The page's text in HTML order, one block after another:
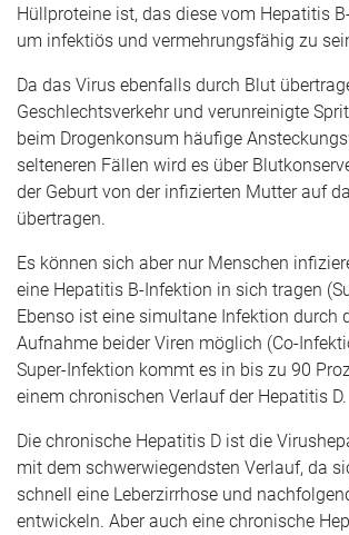
Hüllproteine ist, das diese vom Hepatitis
um infektiös und vermehrungsfähig zu
Da das Virus ebenfalls durch Blut
Geschlechtsverkehr und verunreinigte
beim Drogenkonsum häufige
selteneren Fällen wird es über
der Geburt von der infizierten Mutter auf
übertragen.
Es können sich aber nur Menschen
eine Hepatitis B-Infektion in sich tragen
Ebenso ist eine simultane Infektion durch
Aufnahme beider Viren möglich (Co-
Super-Infektion kommt es in bis zu 90
einem chronischen Verlauf der Hepatitis D.
Die chronische Hepatitis D ist die
mit dem schwerwiegendsten Verlauf, da
schnell eine Leberzirrhose und
entwickeln. Aber auch eine chronische